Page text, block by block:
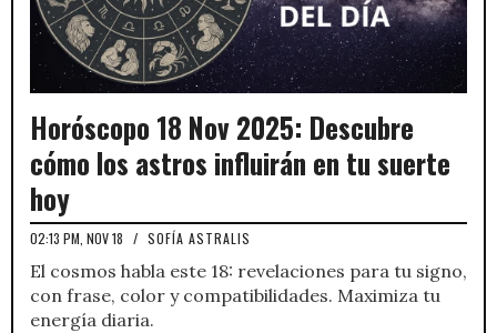
Horóscopo 18 Nov 2025: Descubre
cómo los astros influirán en tu suerte
hoy
02:13 PM, NOV 18 / SOFÍA ASTRALIS
El cosmos habla este 18: revelaciones para tu signo,
con frase, color y compatibilidades. Maximiza tu
energía diaria.